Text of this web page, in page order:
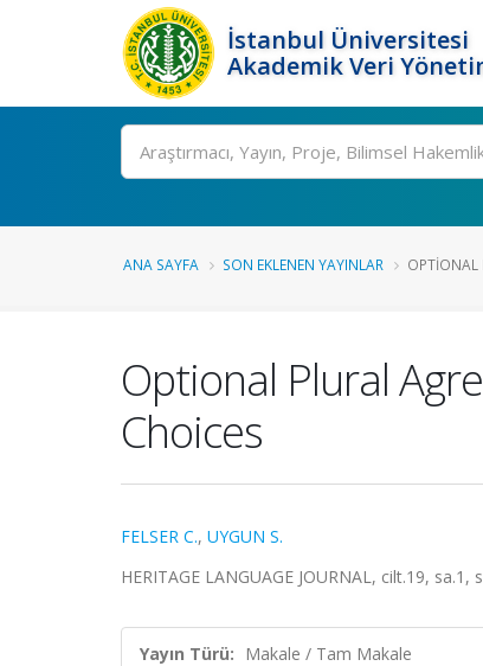
İstanbul Üniversitesi
Akademik Veri
Ara
ANA SAYFA SON EKLENEN YAYINLAR OPTIONAL
Optional Plural
Choices
FELSER C., UYGUN S.
HERITAGE LANGUAGE JOURNAL, cilt.19,
Yayın Türü: Makale / Tam Makale